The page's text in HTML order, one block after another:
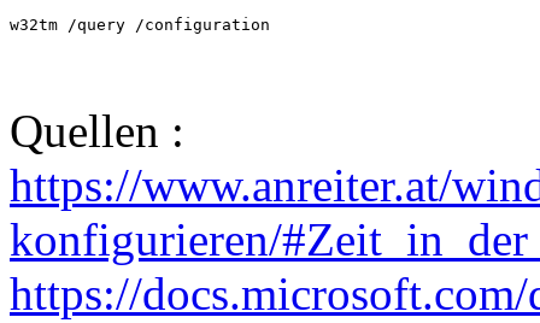
w32tm /query /configuration
Quellen :
https://www.anreiter.at/
konfigurieren/
https://